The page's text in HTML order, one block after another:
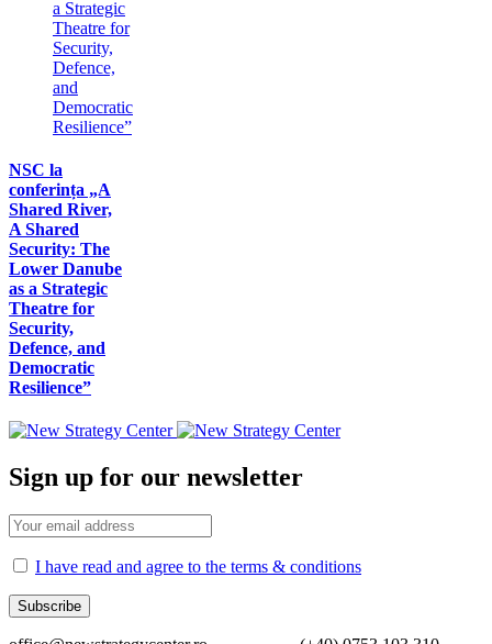
NSC la
conferința „A
Shared River,
A Shared
Security: The
Lower Danube
as a Strategic
Theatre for
Security,
Defence, and
Democratic
Resilience”
Sign up for our newsletter
I have read and agree to the terms & conditions